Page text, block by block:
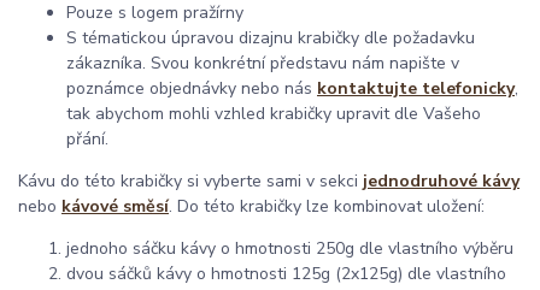
Pouze s logem pražírny
S tématickou úpravou dizajnu krabičky dle požadavku
zákazníka. Svou konkrétní představu nám napište v
poznámce objednávky nebo nás kontaktujte telefonicky,
tak abychom mohli vzhled krabičky upravit dle Vašeho
přání.
Kávu do této krabičky si vyberte sami v sekci jednodruhové kávy
nebo kávové směsí. Do této krabičky lze kombinovat uložení:
jednoho sáčku kávy o hmotnosti 250g dle vlastního výběru
dvou sáčků kávy o hmotnosti 125g (2x125g) dle vlastního